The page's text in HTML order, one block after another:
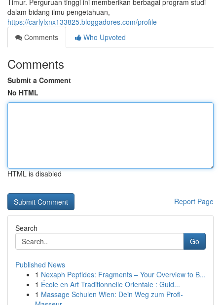
Timur. Perguruan tinggi ini memberikan berbagai program studi
dalam bidang ilmu pengetahuan,
https://carlylxnx133825.bloggadores.com/profile
Comments
Who Upvoted
Comments
Submit a Comment
No HTML
HTML is disabled
Report Page
Search
Go
Published News
1 Nexaph Peptides: Fragments – Your Overview to B...
1 École en Art Traditionnelle Orientale : Guid...
1 Massage Schulen Wien: Dein Weg zum Profi-